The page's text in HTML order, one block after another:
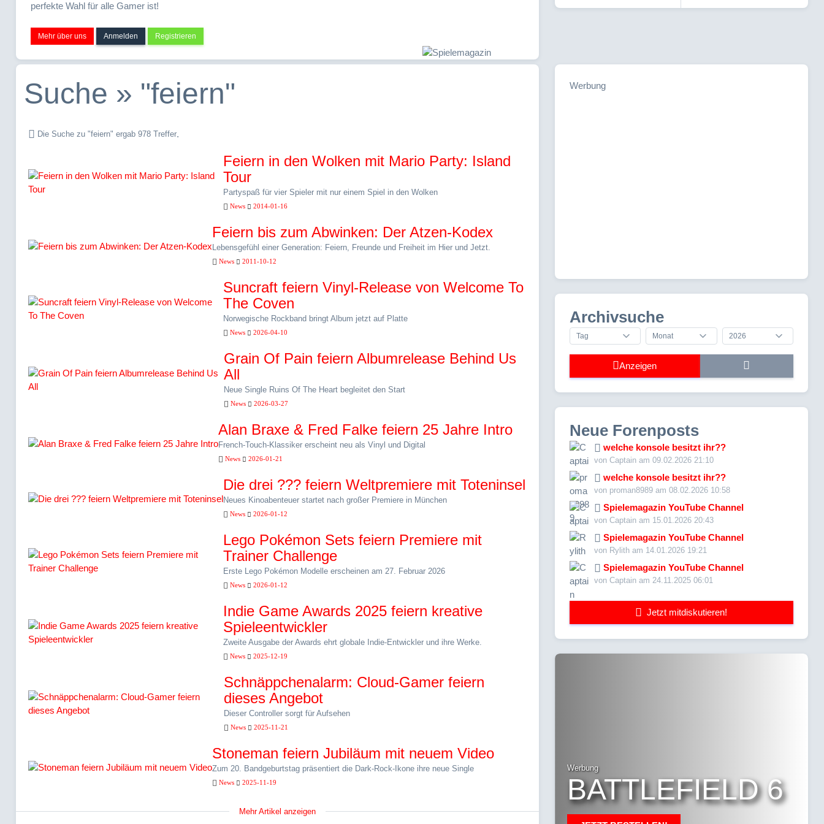
perfekte Wahl für alle Gamer ist!
Mehr über uns Anmelden Registrieren
Suche » "feiern"
Die Suche zu "feiern" ergab 978 Treffer.
Feiern in den Wolken mit Mario Party: Island
Tour
Partyspaß für vier Spieler mit nur einem Spiel in den Wolken
News 2014-01-16
Feiern bis zum Abwinken: Der Atzen-Kodex
Lebensgefühl einer Generation: Feiern, Freunde und Freiheit im Hier und Jetzt.
News 2011-10-12
Suncraft feiern Vinyl-Release von Welcome To
The Coven
Norwegische Rockband bringt Album jetzt auf Platte
News 2026-04-10
Grain Of Pain feiern Albumrelease Behind Us
All
Neue Single Ruins Of The Heart begleitet den Start
News 2026-03-27
Alan Braxe & Fred Falke feiern 25 Jahre Intro
French-Touch-Klassiker erscheint neu als Vinyl und Digital
News 2026-01-21
Die drei ??? feiern Weltpremiere mit Toteninsel
Neues Kinoabenteuer startet nach großer Premiere in München
News 2026-01-12
Lego Pokémon Sets feiern Premiere mit
Trainer Challenge
Erste Lego Pokémon Modelle erscheinen am 27. Februar 2026
News 2026-01-12
Indie Game Awards 2025 feiern kreative
Spieleentwickler
Zweite Ausgabe der Awards ehrt globale Indie-Entwickler und ihre Werke.
News 2025-12-19
Schnäppchenalarm: Cloud-Gamer feiern
dieses Angebot
Dieser Controller sorgt für Aufsehen
News 2025-11-21
Stoneman feiern Jubiläum mit neuem Video
Zum 20. Bandgeburtstag präsentiert die Dark-Rock-Ikone ihre neue Single
News 2025-11-19
Mehr Artikel anzeigen
Werbung
Archivsuche
Anzeigen
Neue Forenposts
welche konsole besitzt ihr??
von Captain am 09.02.2026 21:10
welche konsole besitzt ihr??
von proman8989 am 08.02.2026 10:58
Spielemagazin YouTube Channel
von Captain am 15.01.2026 20:43
Spielemagazin YouTube Channel
von Rylith am 14.01.2026 19:21
Spielemagazin YouTube Channel
von Captain am 24.11.2025 06:01
Jetzt mitdiskutieren!
Werbung
BATTLEFIELD 6